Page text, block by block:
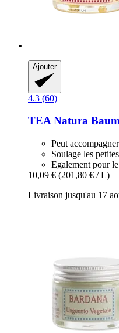
Ajouter
4.3 (60)
TEA Natura
Peut
Soulage les
Egalement pour
10,09 € (201,80 € / L)
Livraison jusqu'au 17